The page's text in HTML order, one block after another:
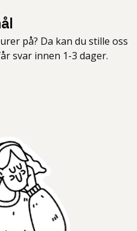
på? Da kan du stille oss
svar innen 1-3 dager.